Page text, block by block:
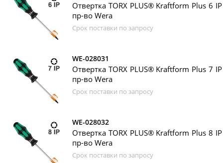
Отвертка TORX PLUS® Kraftform Plus 6
пр-во Wera
Срок поставки по запросу
WE-028031
Отвертка TORX PLUS® Kraftform Plus 7
пр-во Wera
Срок поставки по запросу
WE-028032
Отвертка TORX PLUS® Kraftform Plus 8
пр-во Wera
Срок поставки по запросу